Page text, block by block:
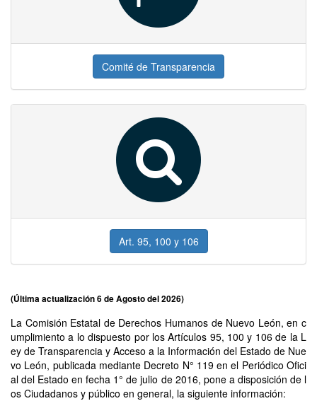
Comité de Transparencia
Art. 95, 100 y 106
(Última actualización6 de Agosto del 2026)
La Comisión Estatal de Derechos Humanos de Nuevo León, en c
umplimiento a lo dispuesto por los Artículos 95, 100 y 106 de la L
ey de Transparencia y Acceso a la Información del Estado de Nue
vo León, publicada mediante Decreto N° 119 en el Periódico Ofici
al del Estado en fecha 1° de julio de 2016, pone a disposición de l
os Ciudadanos y público en general, la siguiente información: